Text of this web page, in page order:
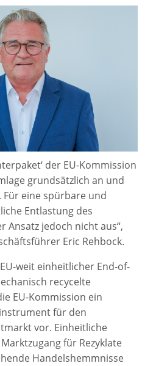
der EU-Kommission
grundsätzlich an und
Für eine spürbare und
Entlastung des
Ansatz jedoch nicht aus“,
Eric Rehbock.
weit einheitlicher End-of-
recycelte
EU-Kommission ein
für den
vor. Einheitliche
für Rezyklate
Handelshemmnisse